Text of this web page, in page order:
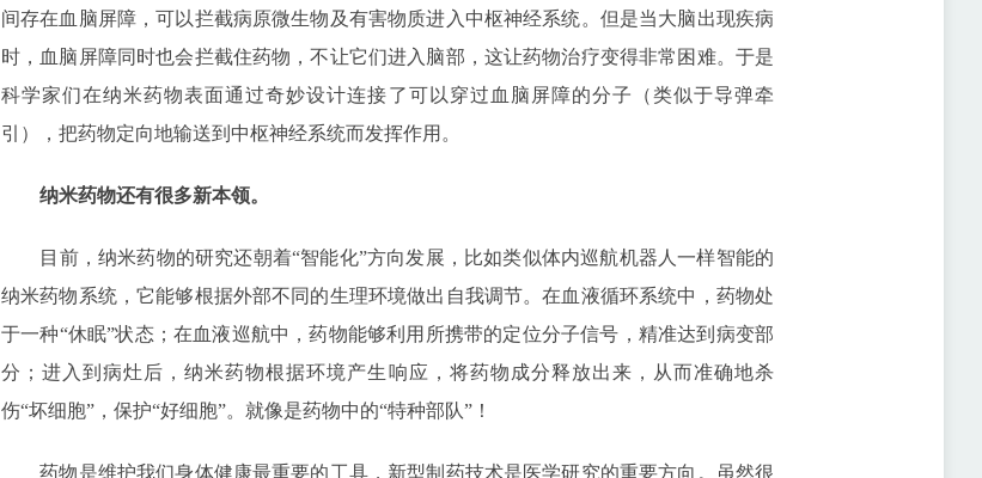
间存在血脑屏障，可以拦截病原微生物及有害物质进入中枢神经系统。但是当大脑出现疾病
时，血脑屏障同时也会拦截住药物，不让它们进入脑部，这让药物治疗变得非常困难。于是
科学家们在纳米药物表面通过奇妙设计连接了可以穿过血脑屏障的分子（类似于导弹牵
引），把药物定向地输送到中枢神经系统而发挥作用。
纳米药物还有很多新本领。
目前，纳米药物的研究还朝着“智能化”方向发展，比如类似体内巡航机器人一样智能的
纳米药物系统，它能够根据外部不同的生理环境做出自我调节。在血液循环系统中，药物处
于一种“休眠”状态；在血液巡航中，药物能够利用所携带的定位分子信号，精准达到病变部
分；进入到病灶后，纳米药物根据环境产生响应，将药物成分释放出来，从而准确地杀
伤“坏细胞”，保护“好细胞”。就像是药物中的“特种部队”！
药物是维护我们身体健康最重要的工具，新型制药技术是医学研究的重要方向。虽然很